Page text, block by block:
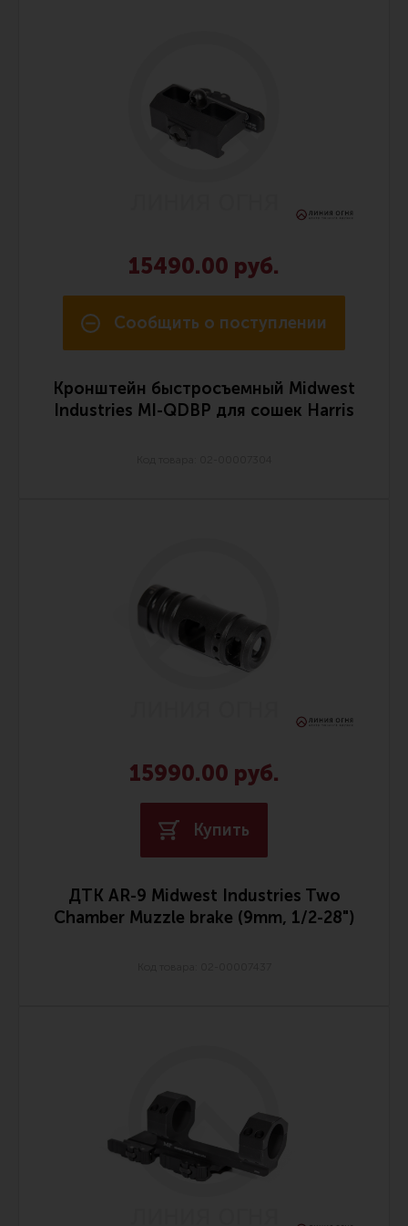
15490.00 руб.
Сообщить о поступлении
Кронштейн быстросъемный Midwest
Industries MI-QDBP для сошек Harris
15990.00 руб.
Купить
ДТК AR-9 Midwest Industries Two
Chamber Muzzle brake (9mm, 1/2-28")